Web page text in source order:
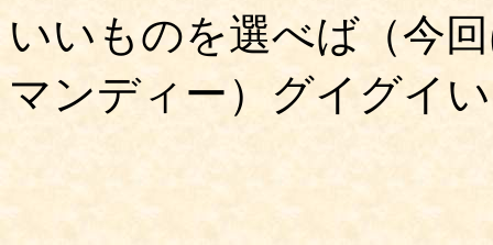
いいものを選べば（今
マンディー）グイグイ